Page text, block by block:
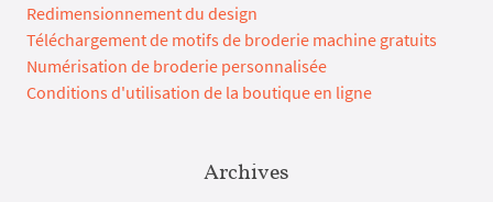
Redimensionnement du design
Téléchargement de motifs de broderie machine gratuits
Numérisation de broderie personnalisée
Conditions d'utilisation de la boutique en ligne
Archives